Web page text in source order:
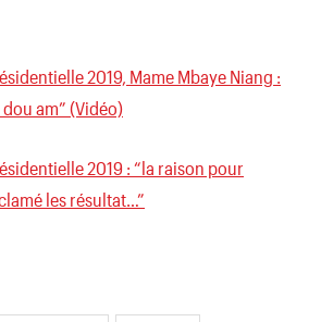
2019, Mame Mbaye Niang :
am” (Vidéo)
2019 : “la raison pour
les résultat…”